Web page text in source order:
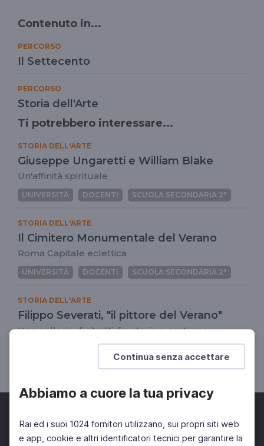
Continua senza accettare
Abbiamo a cuore la tua privacy
Rai ed i suoi 1024 fornitori utilizzano, sui propri siti web
e app, cookie e altri identificatori tecnici per garantire la
Contenuto in...
PERCORSO
Il Settecento
PERCORSO
Storia dell'Arte
Ti potrebbero interessare...
STORIA DELL'ARTE
Giuseppe Ungaretti e William Blake
Un'affinità spirituale
UNIVERSITÀ DOCENTI SCUOLA SECONDARIA 2°
STORIA DELL'ARTE
Il Cimitero Monumentale del Verano
Roma Capitale eclettica
UNIVERSITÀ DOCENTI SCUOLA SECONDARIA 2°
STORIA DELL'ARTE
Filippo Severati, "il pittore del Verano"
Una galleria di ritratti, fra storia e costume
dell'Ottocento romano
DOCENTI SCUOLA SECONDARIA 2°